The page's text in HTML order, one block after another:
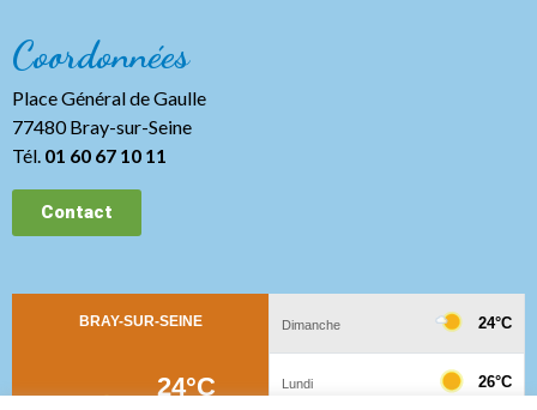
Coordonnées
Place Général de Gaulle
77480 Bray-sur-Seine
Tél. 01 60 67 10 11
Contact